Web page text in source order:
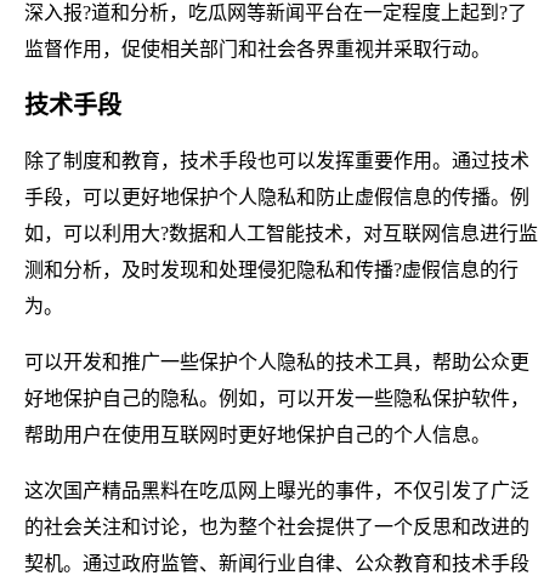
深入报?道和分析，吃瓜网等新闻平台在一定程度上起到?了
监督作用，促使相关部门和社会各界重视并采取行动。
技术手段
除了制度和教育，技术手段也可以发挥重要作用。通过技术
手段，可以更好地保护个人隐私和防止虚假信息的传播。例
如，可以利用大?数据和人工智能技术，对互联网信息进行监
测和分析，及时发现和处理侵犯隐私和传播?虚假信息的行
为。
可以开发和推广一些保护个人隐私的技术工具，帮助公众更
好地保护自己的隐私。例如，可以开发一些隐私保护软件，
帮助用户在使用互联网时更好地保护自己的个人信息。
这次国产精品黑料在吃瓜网上曝光的事件，不仅引发了广泛
的社会关注和讨论，也为整个社会提供了一个反思和改进的
契机。通过政府监管、新闻行业自律、公众教育和技术手段